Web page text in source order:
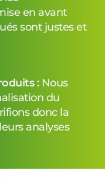
en avant
sont justes et
: Nous
du
donc la
analyses